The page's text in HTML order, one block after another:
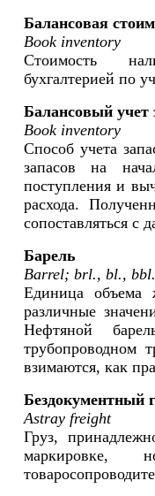
Балансовая
Book inventory
Стоимость
бухгалтерией по
Балансовый учет
Book inventory
Способ учета
запасов на
поступления и
расхода.
сопоставляться с
Барель
Barrel; brl., bl., bbl.
Единица объема
различные
Нефтяной
трубопроводном
взимаются, как
Бездокументный
Astray freight
Груз,
маркировке,